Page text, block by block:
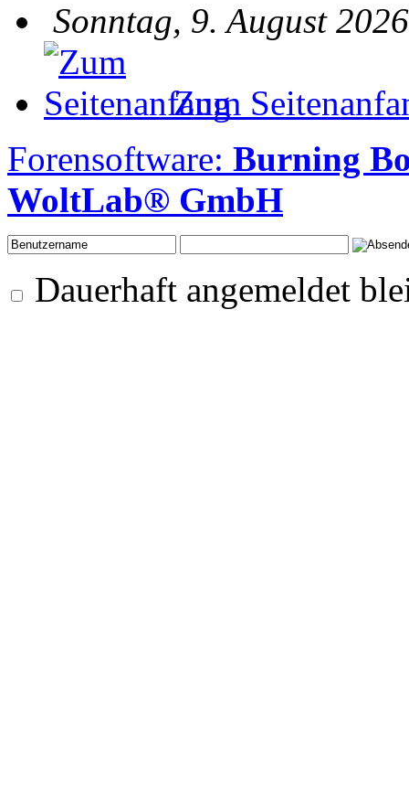
Sonntag, 9. August
Zum
Forensoftware: Burning
WoltLab® GmbH
Dauerhaft angemeldet